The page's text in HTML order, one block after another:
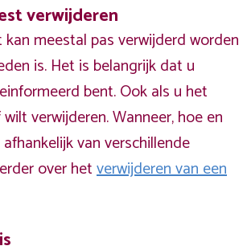
verwijderen
kan meestal pas verwijderd worden
is. Het is belangrijk dat u
bent. Ook als u het
verwijderen. Wanneer, hoe en
van verschillende
over hetverwijderen van een